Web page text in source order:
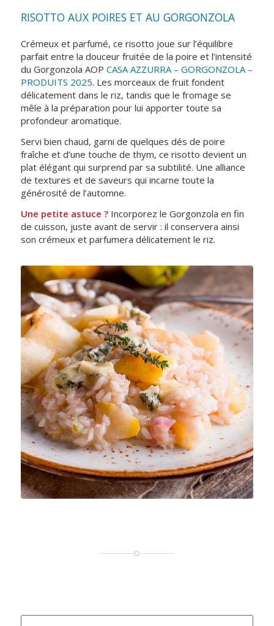
RISOTTO AUX POIRES ET AU GORGONZOLA
Crémeux et parfumé, ce risotto joue sur l’équilibre
parfait entre la douceur fruitée de la poire et l’intensité
du Gorgonzola AOP CASA AZZURRA – GORGONZOLA –
PRODUITS 2025. Les morceaux de fruit fondent
délicatement dans le riz, tandis que le fromage se
mêle à la préparation pour lui apporter toute sa
profondeur aromatique.
Servi bien chaud, garni de quelques dés de poire
fraîche et d’une touche de thym, ce risotto devient un
plat élégant qui surprend par sa subtilité. Une alliance
de textures et de saveurs qui incarne toute la
générosité de l’automne.
Une petite astuce ?Incorporez le Gorgonzola en fin
de cuisson, juste avant de servir : il conservera ainsi
son crémeux et parfumera délicatement le riz.